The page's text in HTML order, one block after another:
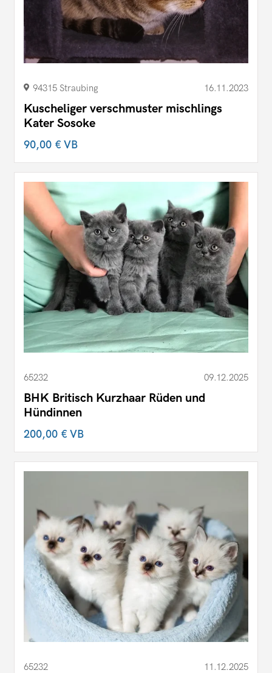
94315 Straubing 16.11.2023
Kuscheliger verschmuster mischlings
Kater Sosoke
90,00 €VB
65232 09.12.2025
BHK Britisch Kurzhaar Rüden und
Hündinnen
200,00 €VB
65232 11.12.2025